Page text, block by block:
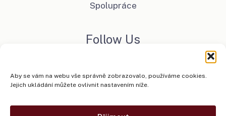
Aby se vám na webu vše správně zobrazovalo, používáme cookies.
Jejich ukládání můžete ovlivnit nastavením níže.
Spolupráce
Follow Us
Instagram